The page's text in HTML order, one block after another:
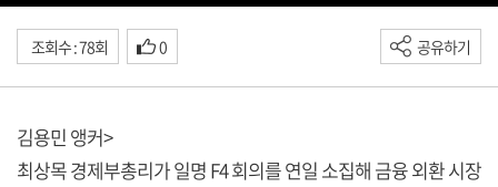
조회수 : 78회 0 공유하기
김용민 앵커>
최상목 경제부총리가 일명 F4 회의를 연일 소집해 금융 외환 시장